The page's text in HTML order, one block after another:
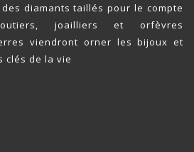
diamants taillés pour le compte
joailliers et orfèvres
viendront orner les bijoux et
clés de la vie